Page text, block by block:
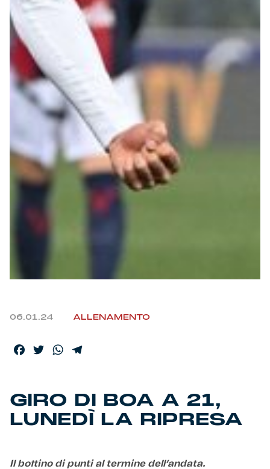
Robe di Kappa x Genoa
Vintage Collection
Red&Blue Voices
Kids
Accessori
Outlet
Fortissimo batte il mio cuor
06.01.24 ALLENAMENTO
Facebook
TwitterWhatsApp
GIRO DI BOA A 21,
LUNEDÌ LA RIPRESA
Il bottino di punti al termine dell’andata.